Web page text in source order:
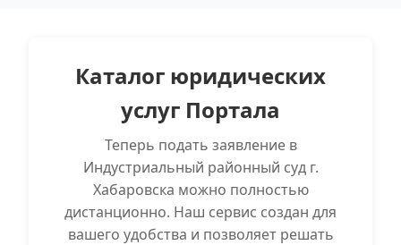
Каталог юридических
услуг Портала
Теперь подать заявление в
Индустриальный районный суд г.
Хабаровска можно полностью
дистанционно. Наш сервис создан для
вашего удобства и позволяет решать